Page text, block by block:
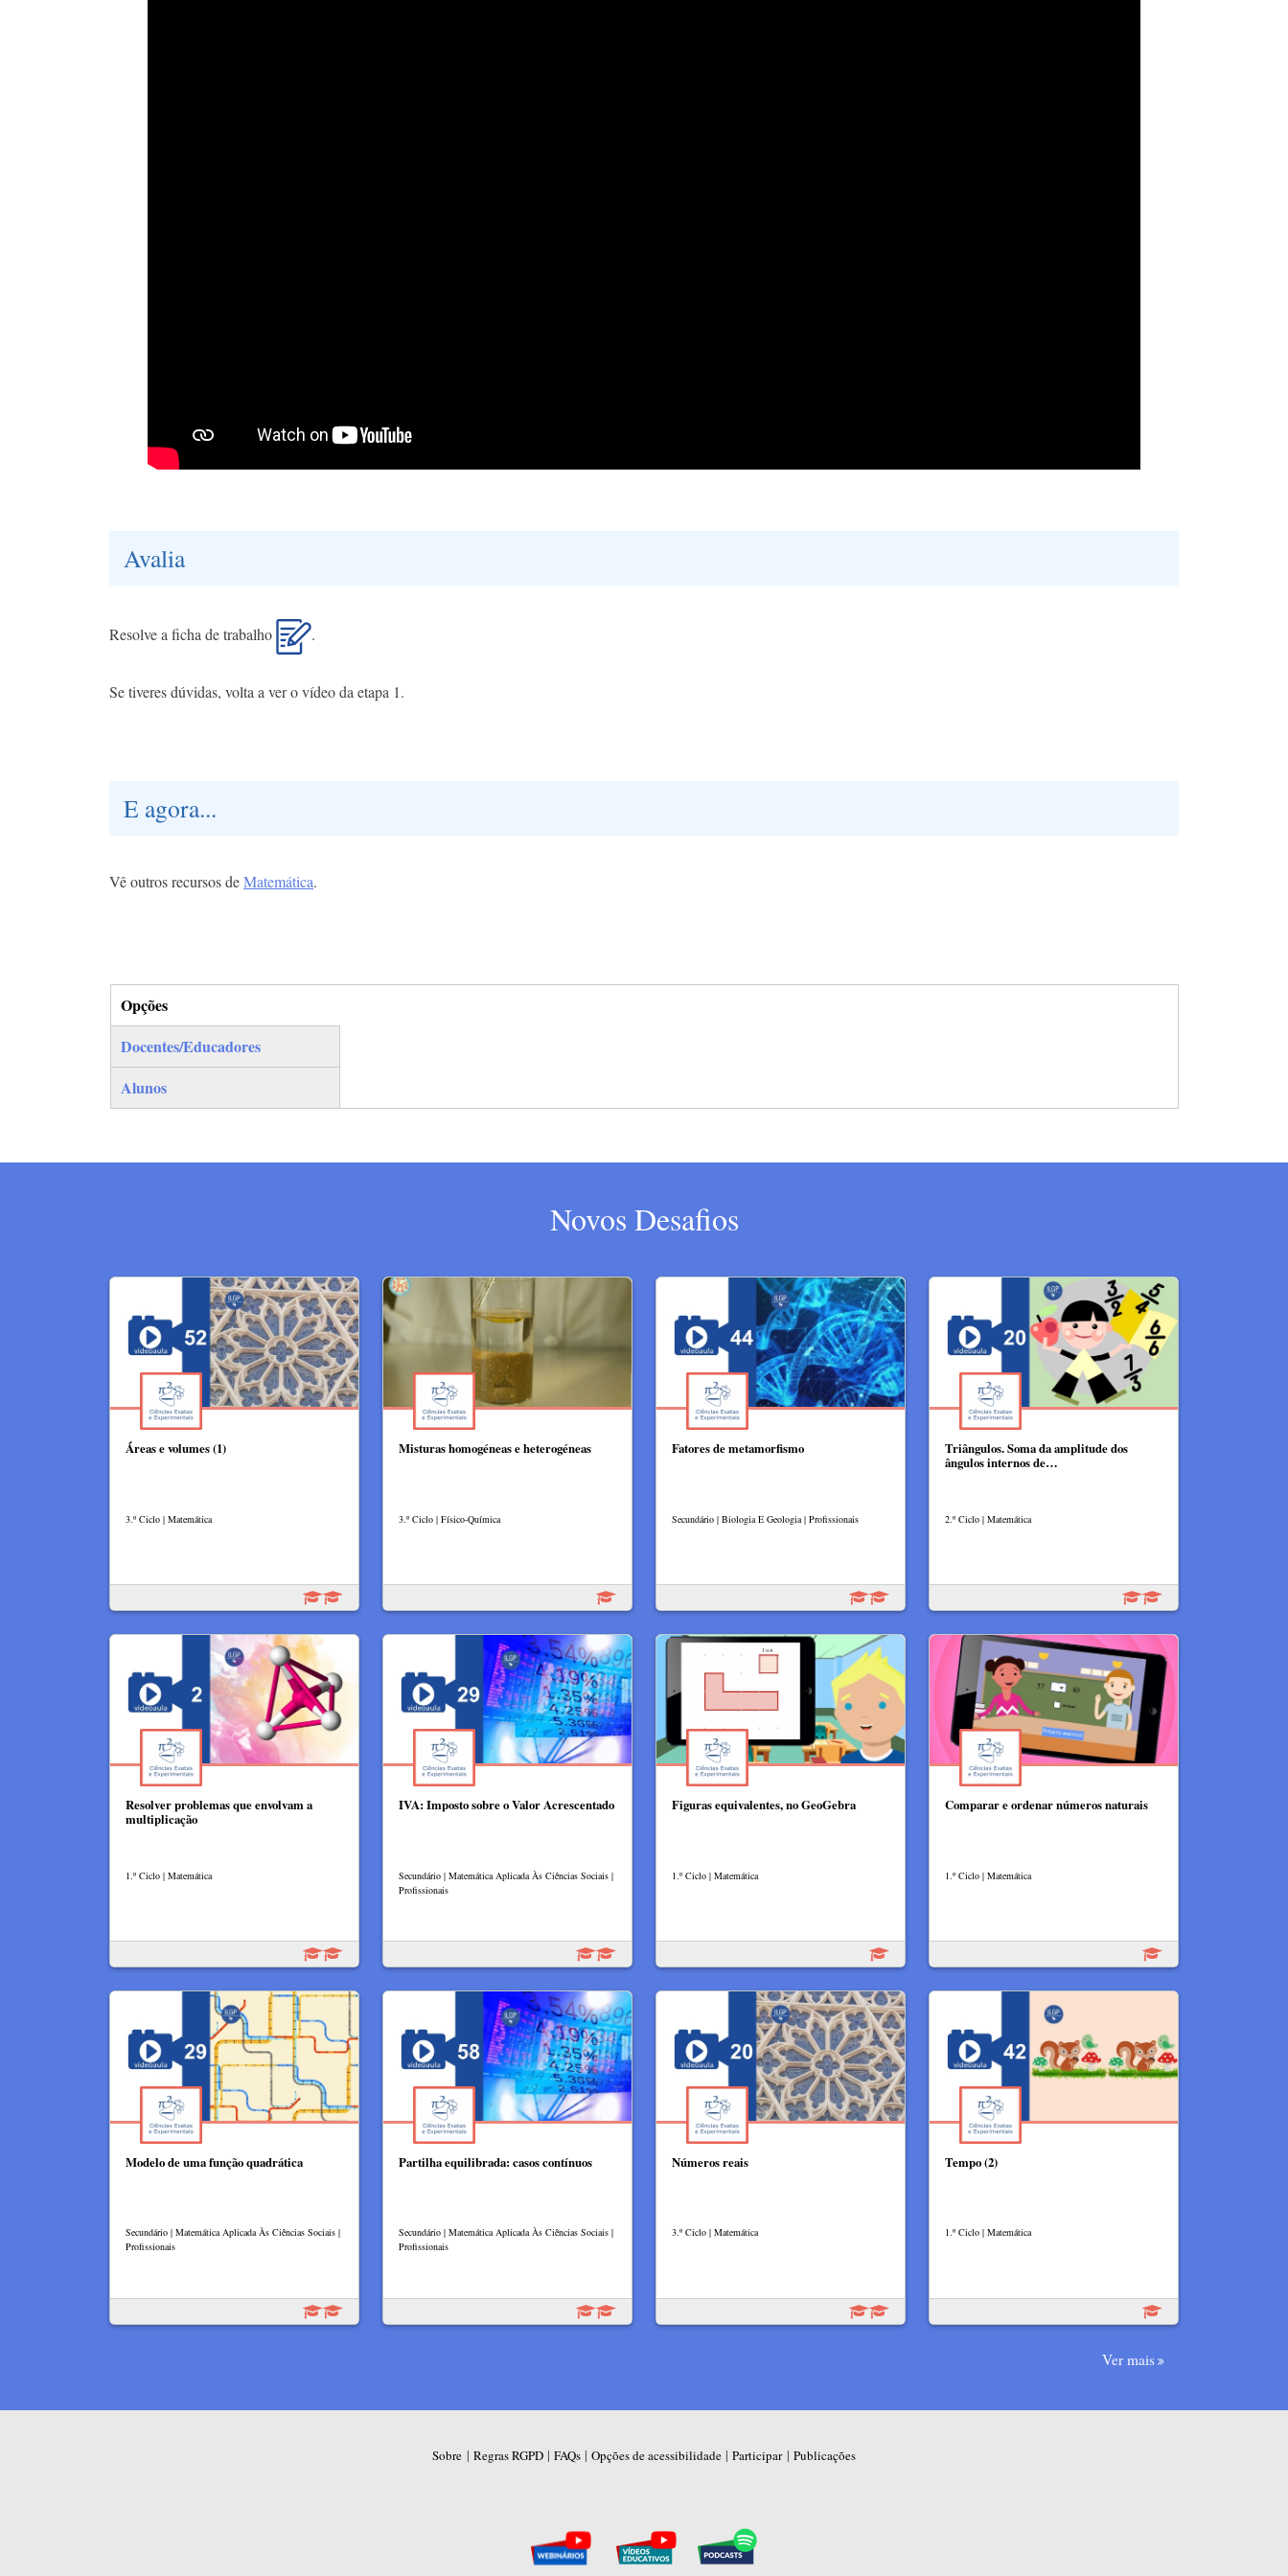
Avalia
Resolve a ficha de trabalho .
Se tiveres dúvidas, volta a ver o vídeo da etapa 1.
E agora...
Vê outros recursos deMatemática.
Opções
(separador ativo)
Docentes/Educadores
Alunos
Novos Desafios
Áreas e volumes (1)
3.º Ciclo | Matemática
Misturas homogéneas e heterogéneas
3.º Ciclo | Físico-Química
Fatores de metamorfismo
Secundário | Biologia E Geologia | Profissionais
Triângulos. Soma da amplitude dos
ângulos internos de…
2.º Ciclo | Matemática
Resolver problemas que envolvam a
multiplicação
1.º Ciclo | Matemática
IVA: Imposto sobre o Valor Acrescentado​
Secundário | Matemática Aplicada Às Ciências Sociais |
Profissionais
Figuras equivalentes, no GeoGebra
1.º Ciclo | Matemática
Comparar e ordenar números naturais
1.º Ciclo | Matemática
Modelo de uma função quadrática
Secundário | Matemática Aplicada Às Ciências Sociais |
Profissionais
Partilha equilibrada: casos contínuos
Secundário | Matemática Aplicada Às Ciências Sociais |
Profissionais
Números reais
3.º Ciclo | Matemática
Tempo (2)
1.º Ciclo | Matemática
Ver mais
Sobre | Regras RGPD | FAQs | Opções de acessibilidade | Participar| Publicações